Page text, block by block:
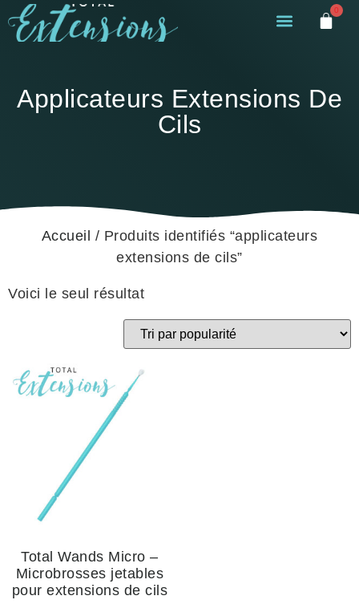
0
Applicateurs Extensions De
Cils
Accueil / Produits identifiés “applicateurs
extensions de cils”
Voici le seul résultat
Total Wands Micro –
Microbrosses jetables
pour extensions de cils